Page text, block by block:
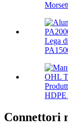
Lega
HDPE
Connettori